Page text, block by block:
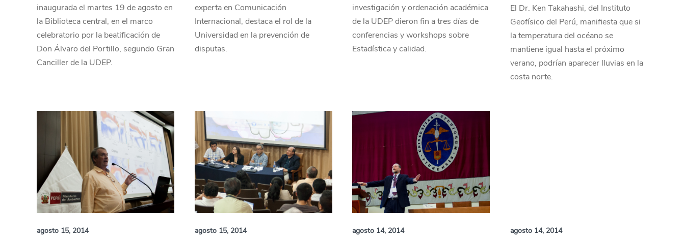
inaugurada el martes 19 de agosto en
la Biblioteca central, en el marco
celebratorio por la beatificación de
Don Álvaro del Portillo, segundo Gran
Canciller de la UDEP.
experta en Comunicación
Internacional, destaca el rol de la
Universidad en la prevención de
disputas.
investigación y ordenación académica
de la UDEP dieron fin a tres días de
conferencias y workshops sobre
Estadística y calidad.
El Dr. Ken Takahashi, del Instituto
Geofísico del Perú, manifiesta que si
la temperatura del océano se
mantiene igual hasta el próximo
verano, podrían aparecer lluvias en la
costa norte.
agosto 15, 2014 agosto 15, 2014 agosto 14, 2014 agosto 14, 2014